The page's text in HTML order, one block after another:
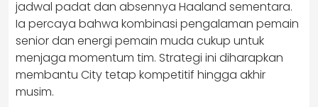
jadwal padat dan absennya Haaland sementara.
Ia percaya bahwa kombinasi pengalaman pemain
senior dan energi pemain muda cukup untuk
menjaga momentum tim. Strategi ini diharapkan
membantu City tetap kompetitif hingga akhir
musim.